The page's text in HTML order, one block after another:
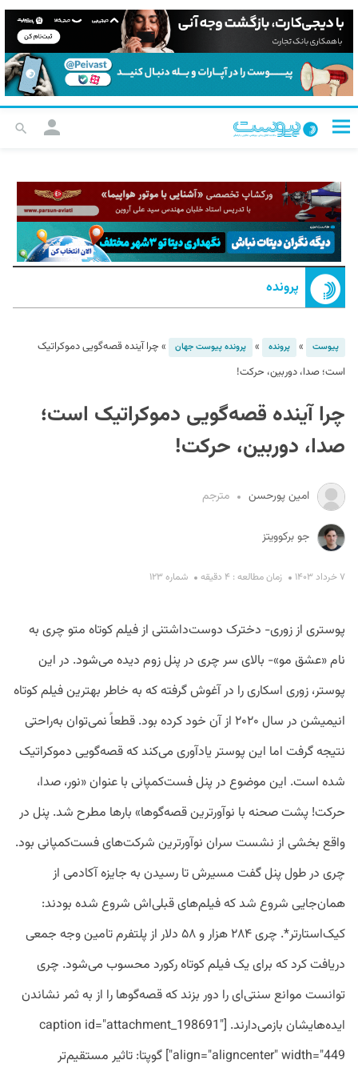
پرونده
پیوست » پرونده » پرونده پیوست جهان » چرا آینده قصه‌گویی دموکراتیک
است؛ صدا، دوربین، حرکت!
چرا آینده قصه‌گویی دموکراتیک است؛
صدا، دوربین، حرکت!
امین پورحسن مترجم
جو برکوویتز
۷ خرداد ۱۴۰۳ زمان مطالعه : ۴ دقیقه شماره ۱۲۳
پوستری از زوری- دخترک دوست‌داشتنی از فیلم کوتاه متو چری به
نام «عشق مو»- بالای سر چری در پنل زوم دیده می‌شود. در این
پوستر، زوری اسکاری را در آغوش گرفته که به خاطر بهترین فیلم کوتاه
انیمیشن در سال ۲۰۲۰ از آن خود کرده بود. قطعاً نمی‌توان به‌راحتی
نتیجه گرفت اما این پوستر یادآوری می‌کند که قصه‌گویی دموکراتیک
شده است. این موضوع در پنل فست‌کمپانی با عنوان «نور، صدا،
حرکت! پشت صحنه با نوآورترین قصه‌گوها» بارها مطرح شد. پنل در
واقع بخشی از نشست سران نوآورترین شرکت‌های فست‌کمپانی بود.
چری در طول پنل گفت مسیرش تا رسیدن به جایزه آکادمی از
همان‌جایی شروع شد که فیلم‌های قبلی‌اش شروع شده بودند:
کیک‌استارتر*. چری ۲۸۴ هزار و ۵۸ دلار از پلتفرم تامین وجه جمعی
دریافت کرد که برای یک فیلم کوتاه رکورد محسوب می‌شود. چری
توانست موانع سنتی‌ای را دور بزند که قصه‌گوها را از به ثمر نشاندن
ایده‌هایشان بازمی‌دارند. [caption id="attachment_198691"
align="aligncenter" width="449"] گوپتا: تاثیر مستقیم‌تر